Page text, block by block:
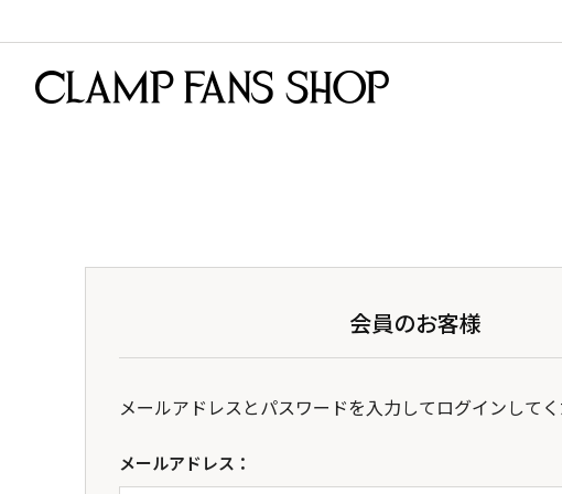
会員のお客様
メールアドレスとパスワードを入力してログインしてく
メールアドレス：